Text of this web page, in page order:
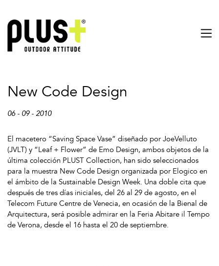
New Code Design
06 - 09 - 2010
El macetero “Saving Space Vase” diseñado por JoeVelluto
(JVLT) y “Leaf + Flower” de Emo Design, ambos objetos de la
última colección PLUST Collection, han sido seleccionados
para la muestra New Code Design organizada por Elogico en
el ámbito de la Sustainable Design Week. Una doble cita que
después de tres días iniciales, del 26 al 29 de agosto, en el
Telecom Future Centre de Venecia, en ocasión de la Bienal de
Arquitectura, será posible admirar en la Feria Abitare il Tempo
de Verona, desde el 16 hasta el 20 de septiembre.